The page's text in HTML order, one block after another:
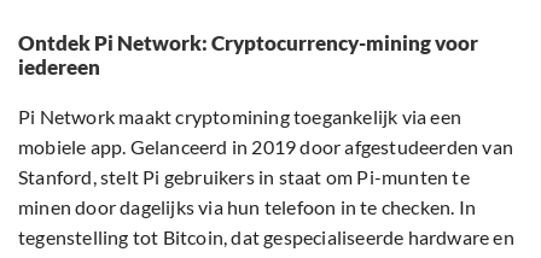
Ontdek Pi Network: Cryptocurrency-mining voor
iedereen
Pi Network maakt cryptomining toegankelijk via een
mobiele app. Gelanceerd in 2019 door afgestudeerden van
Stanford, stelt Pi gebruikers in staat om Pi-munten te
minen door dagelijks via hun telefoon in te checken. In
tegenstelling tot Bitcoin, dat gespecialiseerde hardware en